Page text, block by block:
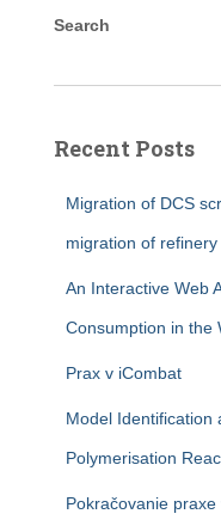
Search
Recent Posts
Migration of DCS
migration of
An Interactive Web
Consumption in the
Prax v iCombat
Model Identification
Polymerisation
Pokračovanie